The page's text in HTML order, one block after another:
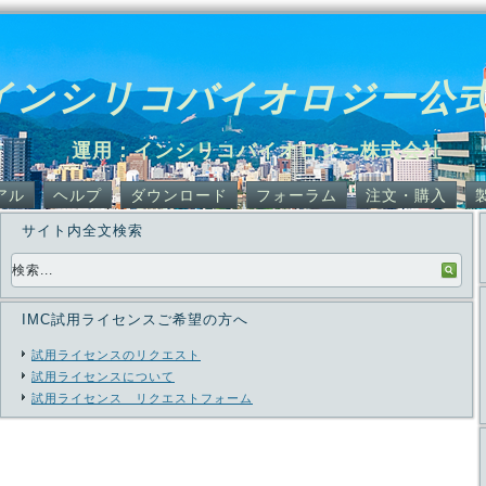
ンシリコバイオロジー公
運用：インシリコバイオロジー株式会社
ル ヘルプ ダウンロード フォーラム 注文・購入
サイト内全文検索
IMC試用ライセンスご希望の方へ
試用ライセンスのリクエスト
試用ライセンスについて
試用ライセンス リクエストフォーム